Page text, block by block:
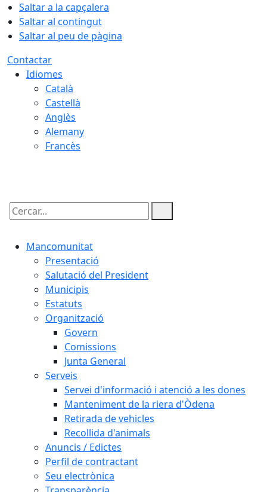
Saltar a la capçalera
Saltar al contingut
Saltar al peu de pàgina
Contactar
Idiomes
Català
Castellà
Anglès
Alemany
Francès
Cercar:
Mancomunitat
Presentació
Salutació del President
Municipis
Estatuts
Organització
Govern
Comissions
Junta General
Serveis
Servei d'informació i atenció a les dones
Manteniment de la riera d'Òdena
Retirada de vehicles
Recollida d'animals
Anuncis / Edictes
Perfil de contractant
Seu electrònica